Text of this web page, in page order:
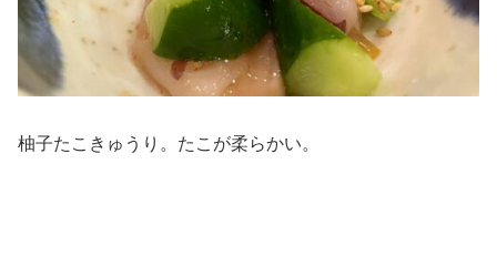
柚子たこきゅうり。たこが柔らかい。